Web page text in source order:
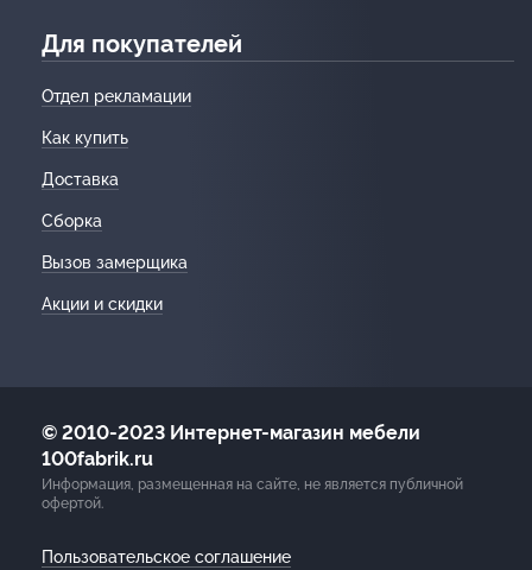
Для покупателей
Отдел рекламации
Как купить
Доставка
Сборка
Вызов замерщика
Акции и скидки
© 2010-2023 Интернет-магазин мебели
100fabrik.ru
Информация, размещенная на сайте, не является публичной
офертой.
Пользовательское соглашение